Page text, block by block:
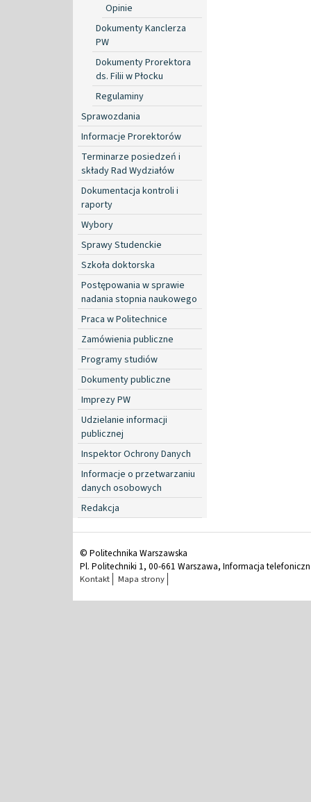
Opinie
Dokumenty Kanclerza
PW
Dokumenty Prorektora
ds. Filii w Płocku
Regulaminy
Sprawozdania
Informacje Prorektorów
Terminarze posiedzeń i
składy Rad Wydziałów
Dokumentacja kontroli i
raporty
Wybory
Sprawy Studenckie
Szkoła doktorska
Postępowania w sprawie
nadania stopnia naukowego
Praca w Politechnice
Zamówienia publiczne
Programy studiów
Dokumenty publiczne
Imprezy PW
Udzielanie informacji
publicznej
Inspektor Ochrony Danych
Informacje o przetwarzaniu
danych osobowych
Redakcja
© Politechnika Warszawska
Pl. Politechniki 1, 00-661 Warszawa, Informacja
Kontakt Mapa strony